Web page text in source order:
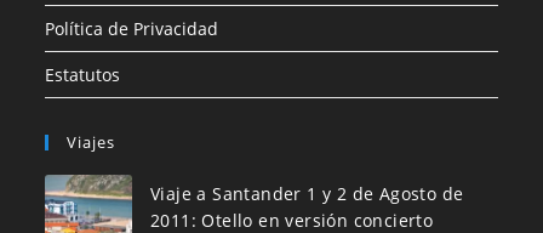
Política de Privacidad
Estatutos
Viajes
Viaje a Santander 1 y 2 de Agosto de
2011: Otello en versión concierto